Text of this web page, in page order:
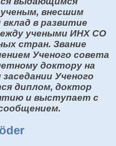
внесшим
в развитие
учеными ИНХ СО
стран. Звание
Ученого совета
доктору на
Ученого
диплом, доктор
и выступает с